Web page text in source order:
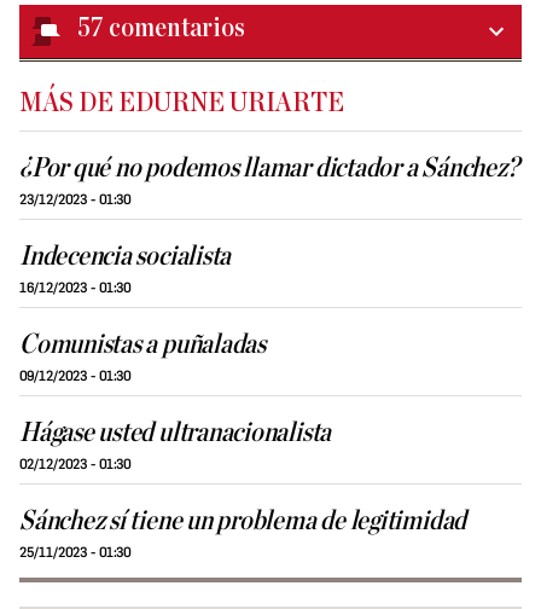
57 comentarios
MÁS DE EDURNE URIARTE
¿Por qué no podemos llamar dictador a Sánchez?
23/12/2023 - 01:30
Indecencia socialista
16/12/2023 - 01:30
Comunistas a puñaladas
09/12/2023 - 01:30
Hágase usted ultranacionalista
02/12/2023 - 01:30
Sánchez sí tiene un problema de legitimidad
25/11/2023 - 01:30